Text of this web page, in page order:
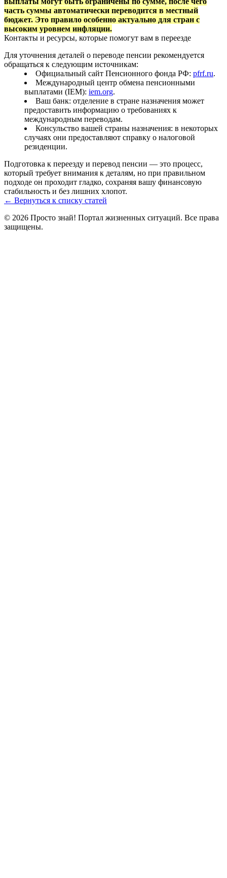
часть суммы автоматически переводится в местный
бюджет. Это правило особенно актуально для стран с
высоким уровнем инфляции.
Контакты и ресурсы, которые помогут вам в переезде
Для уточнения деталей о переводе пенсии рекомендуется
обращаться к следующим источникам:
Официальный сайт Пенсионного фонда РФ: pfrf.ru.
Международный центр обмена пенсионными
выплатами (IEM): iem.org.
Ваш банк: отделение в стране назначения может
предоставить информацию о требованиях к
международным переводам.
Консульство вашей страны назначения: в некоторых
случаях они предоставляют справку о налоговой
резиденции.
Подготовка к переезду и перевод пенсии — это процесс,
который требует внимания к деталям, но при правильном
подходе он проходит гладко, сохраняя вашу финансовую
стабильность и без лишних хлопот.
← Вернуться к списку статей
© 2026 Просто знай! Портал жизненных ситуаций. Все права
защищены.